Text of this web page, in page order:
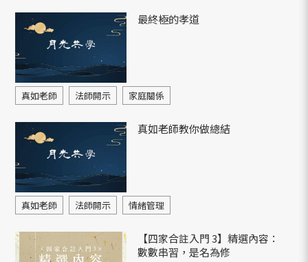
最終極的孝道
真如老師 法師開示 家庭關係
真如老師教你做總結
真如老師 法師開示 情緒管理
【四家合註入門 3】精選內容：
數數串習，是名為修